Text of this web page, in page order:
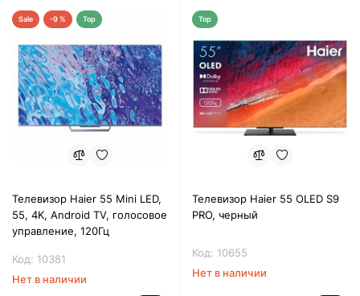
Sale -9 % Top
Телевизор Haier 55 Mini LED,
55, 4K, Android TV, голосовое
управление, 120Гц
Код: 10381
Нет в наличии
Top
Телевизор Haier 55 OLED S9
PRO, черный
Код: 10655
Нет в наличии